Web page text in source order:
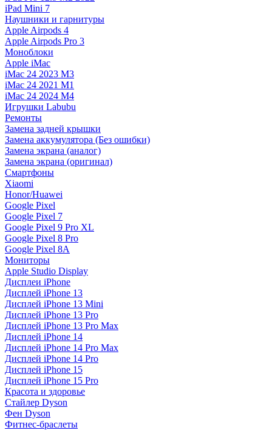
iPad Mini 7
Наушники и гарнитуры
Apple Airpods 4
Apple Airpods Pro 3
Моноблоки
Apple iMac
iMac 24 2023 M3
iMac 24 2021 M1
iMac 24 2024 M4
Игрушки Labubu
Ремонты
Замена задней крышки
Замена аккумулятора (Без ошибки)
Замена экрана (аналог)
Замена экрана (оригинал)
Смартфоны
Xiaomi
Honor/Huawei
Google Pixel
Google Pixel 7
Google Pixel 9 Pro XL
Google Pixel 8 Pro
Google Pixel 8A
Мониторы
Apple Studio Display
Дисплеи iPhone
Дисплей iPhone 13
Дисплей iPhone 13 Mini
Дисплей iPhone 13 Pro
Дисплей iPhone 13 Pro Max
Дисплей iPhone 14
Дисплей iPhone 14 Pro Max
Дисплей iPhone 14 Pro
Дисплей iPhone 15
Дисплей iPhone 15 Pro
Красота и здоровье
Стайлер Dyson
Фен Dyson
Фитнес-браслеты